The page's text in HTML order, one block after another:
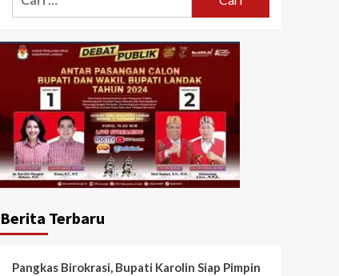
Berita Terbaru
Pangkas Birokrasi, Bupati Karolin Siap Pimpin